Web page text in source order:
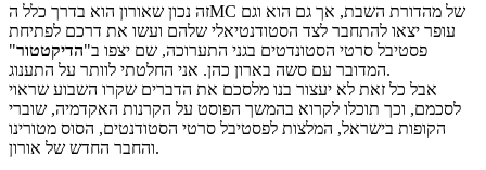
זה נכון שאורון הוא בדרך כלל הMC של מהדורת השבת, אך גם הוא וגם
עופר יצאו להתחבר לצד הסטודנטיאלי שלהם ועשו את דרכם לפתיחת
פסטיבל סרטי הסטונדטים בגני התערוכה, שם יצפו ב"הדיקטטור"
המדובר עם סשה בארון כהן. אני החלטתי לוותר על התענוג.
אבל כל זאת לא יעצור בנו מלסכם את הדברים שקרו השבוע שראוי
לסכמם, וכך תוכלו לקרוא בהמשך הפוסט על הקרנות האקדמיה, שוברי
הקופות בישראל, המלצות לפסטיבל סרטי הסטודנטים, הסוס מטורינו
והחבר החדש של אורון.